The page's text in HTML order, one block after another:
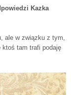
Kazka
ale w związku z tym,
ktoś tam trafi podaję